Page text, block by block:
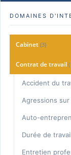
DOMAINES
Cabinet (3)
Charte Qualité
Consultation
Honoraires
Contrat de travail
Accident du
Agressions
Auto-
Durée de
Entretien